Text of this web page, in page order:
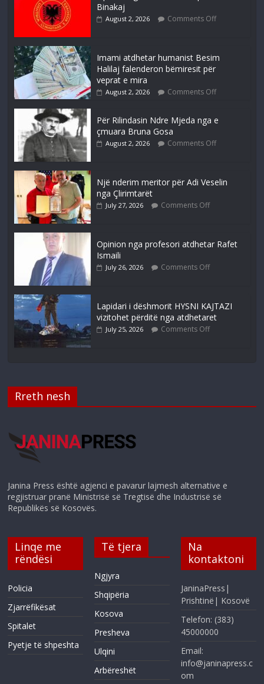
Binakaj
August 2, 2026 Comments Off
Imami atdhetar humanist Besim
Halilaj falenderon bëmiresit për
veprat e mira
August 2, 2026 Comments Off
Për Rilindasin Ndre Mjeda nga e
çmuara Bruna Gosa
August 2, 2026 Comments Off
Një nderim meritor për Adi Veselin
nga Çlirimtarët
July 27, 2026 Comments Off
Opinion nga profesori atdhetar Rafet
Ismaili
July 26, 2026 Comments Off
Lapidari i dëshmorit HYSNI KAJTAZI
vizitohet përditë nga atdhetaret
July 25, 2026 Comments Off
Rreth nesh
Janina Press është agjenci e pavarur lajmesh alternative e
regjistruar pranë Ministrisë së Tregtisë dhe Industrisë së
Republikës së Kosovës.
Linqe me
rëndësi
Policia
Zjarrëfikësat
Spitalet
Pyetje të shpeshta
Të tjera
Ngjyra
Shqipëria
Kosova
Presheva
Ulqini
Arbëreshët
Na
kontaktoni
JaninaPress|
Prishtinë| Kosovë
Telefon: (383)
45000000
Email:
info@janinapress.c
om